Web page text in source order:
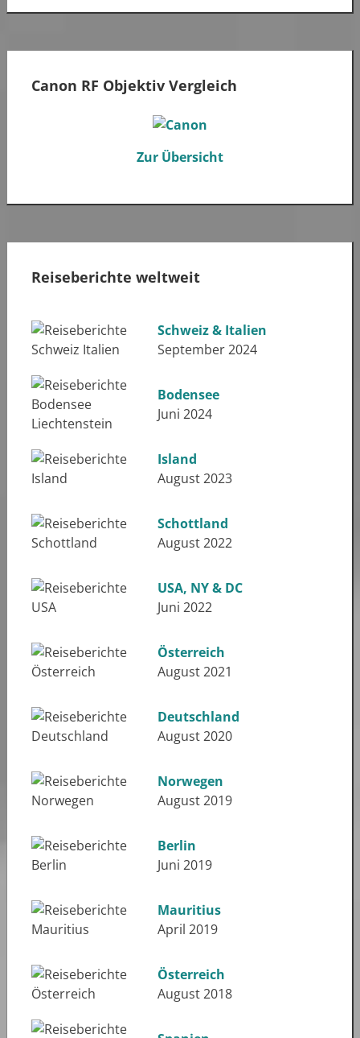
Canon RF Objektiv Vergleich
Zur Übersicht
Reiseberichte weltweit
Schweiz & Italien
September 2024
Bodensee
Juni 2024
Island
August 2023
Schottland
August 2022
USA, NY & DC
Juni 2022
Österreich
August 2021
Deutschland
August 2020
Norwegen
August 2019
Berlin
Juni 2019
Mauritius
April 2019
Österreich
August 2018